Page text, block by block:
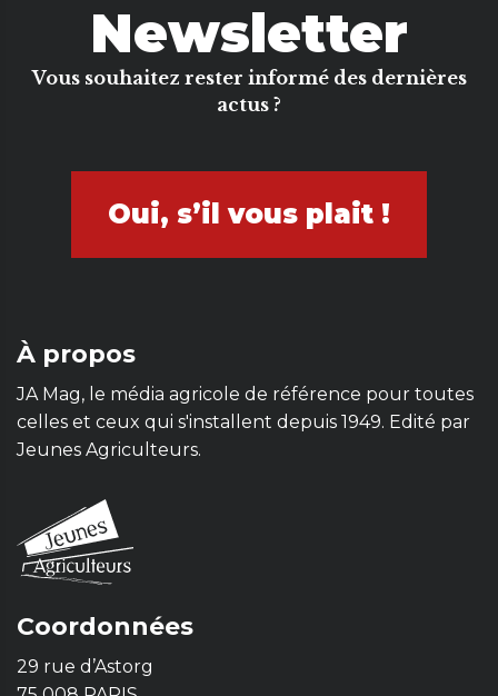
Newsletter
Vous souhaitez rester informé des dernières
actus ?
Oui, s’il vous plait !
À propos
JA Mag, le média agricole de référence pour toutes
celles et ceux qui s'installent depuis 1949. Edité par
Jeunes Agriculteurs.
Coordonnées
29 rue d’Astorg